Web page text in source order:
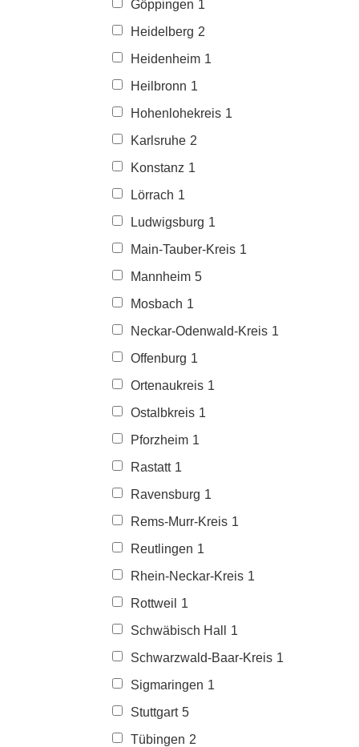
Göppingen 1
Heidelberg 2
Heidenheim 1
Heilbronn 1
Hohenlohekreis 1
Karlsruhe 2
Konstanz 1
Lörrach 1
Ludwigsburg 1
Main-Tauber-Kreis 1
Mannheim 5
Mosbach 1
Neckar-Odenwald-Kreis 1
Offenburg 1
Ortenaukreis 1
Ostalbkreis 1
Pforzheim 1
Rastatt 1
Ravensburg 1
Rems-Murr-Kreis 1
Reutlingen 1
Rhein-Neckar-Kreis 1
Rottweil
1
Schwäbisch Hall
1
Schwarzwald-Baar-Kreis 1
Sigmaringen 1
Stuttgart 5
Tübingen 2